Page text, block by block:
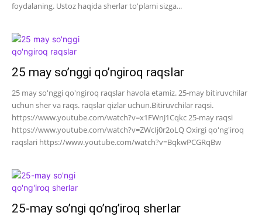
foydalaning. Ustoz haqida sherlar to'plami sizga...
25 may so’nggi qo’ngiroq raqslar
25 may so'nggi qo'ngiroq raqslar havola etamiz. 25-may bitiruvchilar
uchun sher va raqs. raqslar qizlar uchun.Bitiruvchilar raqsi.
https://www.youtube.com/watch?v=x1FWnJ1Cqkc 25-may raqsi
https://www.youtube.com/watch?v=ZWcIj0r2oLQ Oxirgi qo'ng'iroq
raqslari https://www.youtube.com/watch?v=BqkwPCGRqBw
25-may so’ngi qo’ng’iroq sherlar